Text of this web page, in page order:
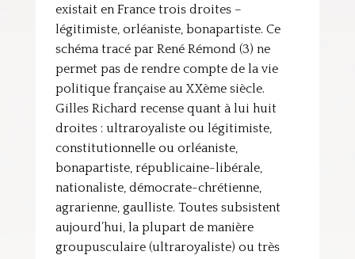
existait en France trois droites –
légitimiste, orléaniste, bonapartiste. Ce
schéma tracé par René Rémond (3) ne
permet pas de rendre compte de la vie
politique française au XXème siècle.
Gilles Richard recense quant à lui huit
droites : ultraroyaliste ou légitimiste,
constitutionnelle ou orléaniste,
bonapartiste, républicaine-libérale,
nationaliste, démocrate-chrétienne,
agrarienne, gaulliste. Toutes subsistent
aujourd’hui, la plupart de manière
groupusculaire (ultraroyaliste) ou très